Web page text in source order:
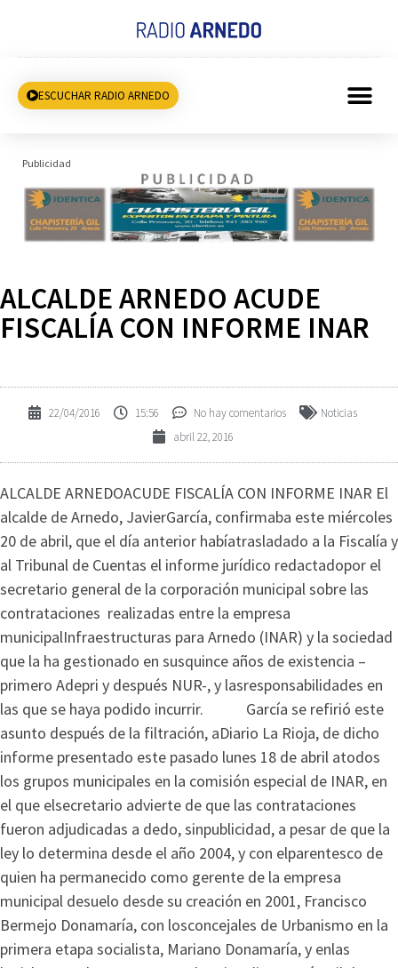
ESCUCHAR RADIO ARNEDO
Publicidad
ALCALDE ARNEDO ACUDE
FISCALÍA CON INFORME INAR
22/04/2016 15:56 No hay comentarios
Noticias
abril 22, 2016
ALCALDE ARNEDOACUDE FISCALÍA CON INFORME INAR El
alcalde de Arnedo, JavierGarcía, confirmaba este miércoles
20 de abril, que el día anterior habíatrasladado a la Fiscalía y
al Tribunal de Cuentas el informe jurídico redactadopor el
secretario general de la corporación municipal sobre las
contrataciones realizadas entre la empresa
municipalInfraestructuras para Arnedo (INAR) y la sociedad
que la ha gestionado en susquince años de existencia –
primero Adepri y después NUR-, y lasresponsabilidades en
las que se haya podido incurrir. García se refirió este
asunto después de la filtración, aDiario La Rioja, de dicho
informe presentado este pasado lunes 18 de abril atodos
los grupos municipales en la comisión especial de INAR, en
el que elsecretario advierte de que las contrataciones
fueron adjudicadas a dedo, sinpublicidad, a pesar de que la
ley lo determina desde el año 2004, y con elparentesco de
quien ha permanecido como gerente de la empresa
municipal desuelo desde su creación en 2001, Francisco
Bermejo Donamaría, con losconcejales de Urbanismo en la
primera etapa socialista, Mariano Donamaría, y enlas